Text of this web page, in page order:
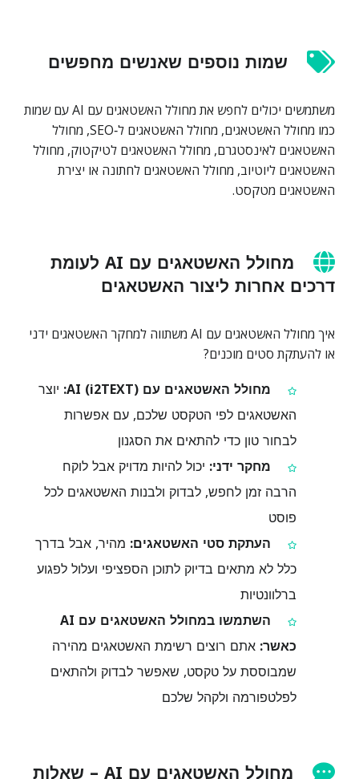
שמות נוספים שאנשים מחפשים
משתמשים יכולים לחפש את מחולל האשטאגים עם AI עם שמות
כמו מחולל האשטאגים, מחולל האשטאגים ל‑SEO, מחולל
האשטאגים לאינסטגרם, מחולל האשטאגים לטיקטוק, מחולל
האשטאגים ליוטיוב, מחולל האשטאגים לחתונה או יצירת
האשטאגים מטקסט.
מחולל האשטאגים עם AI לעומת
דרכים אחרות ליצור האשטאגים
איך מחולל האשטאגים עם AI משתווה למחקר האשטאגים ידני
או להעתקת סטים מוכנים?
מחולל האשטאגים עם AI (i2TEXT):
יוצר
האשטאגים לפי הטקסט שלכם, עם אפשרות
לבחור טון כדי להתאים את הסגנון
מחקר ידני: יכול להיות מדויק אבל לוקח
הרבה זמן לחפש, לבדוק ולבנות האשטאגים לכל
פוסט
העתקת סטי האשטאגים: מהיר, אבל בדרך
כלל לא מתאים בדיוק לתוכן הספציפי ועלול לפגוע
ברלוונטיות
השתמשו במחולל האשטאגים עם AI
כאשר:אתם רוצים רשימת האשטאגים מהירה
שמבוססת על טקסט, שאפשר לבדוק ולהתאים
לפלטפורמה ולקהל שלכם